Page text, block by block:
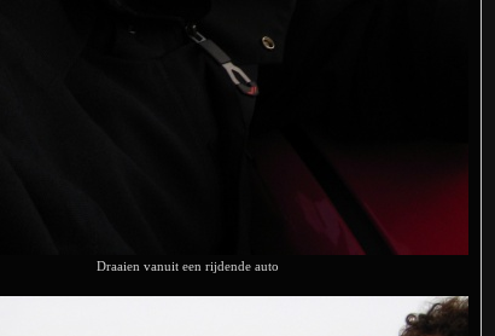
Draaien vanuit een rijdende auto